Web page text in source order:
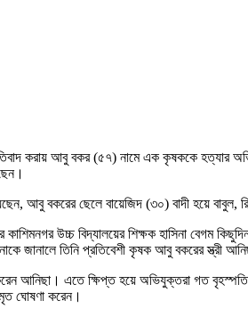
করায় আবু বকর (৫৭) নামে এক কৃষককে হত্যার
আবু বকরের ছেলে বায়েজিদ (৩০) বাদী হয়ে বাবুল,
কাশিমনগর উচ্চ বিদ্যালয়ের শিক্ষক হাসিনা
জানালে তিনি প্রতিবেশী কৃষক আবু বকরের স্ত্রী
করেন আনিছা। এতে ক্ষিপ্ত হয়ে অভিযুক্তরা গত
ঘোষণা করেন।